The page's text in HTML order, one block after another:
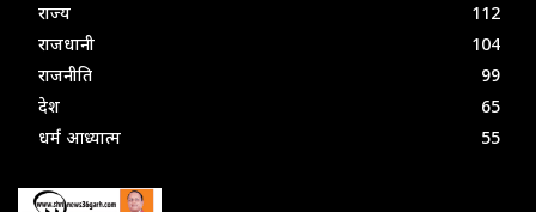
राज्य
112
राजधानी
104
राजनीति
99
देश
65
धर्म आध्यात्म
55